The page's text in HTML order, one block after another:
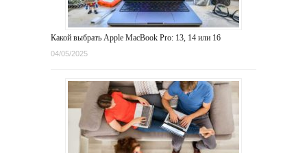
Какой выбрать Apple MacBook Pro: 13, 14 или 16
04/05/2025